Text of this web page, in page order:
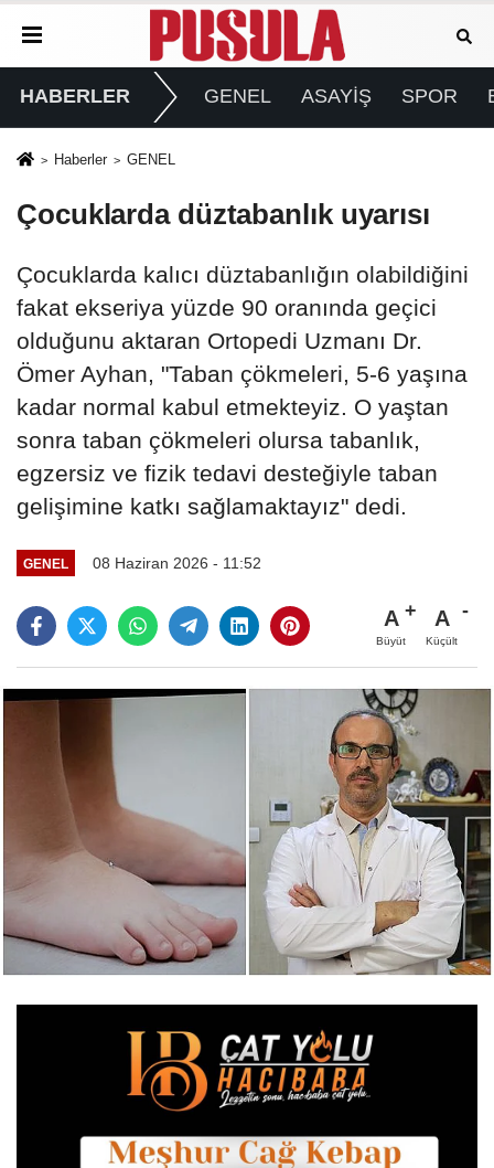
HABERLER GENEL ASAYİŞ SPOR
Haberler GENEL
Çocuklarda düztabanlık uyarısı
Çocuklarda kalıcı düztabanlığın olabildiğini
fakat ekseriya yüzde 90 oranında geçici
olduğunu aktaran Ortopedi Uzmanı Dr.
Ömer Ayhan, "Taban çökmeleri, 5-6 yaşına
kadar normal kabul etmekteyiz. O yaştan
sonra taban çökmeleri olursa tabanlık,
egzersiz ve fizik tedavi desteğiyle taban
gelişimine katkı sağlamaktayız" dedi.
GENEL 08 Haziran 2026 - 11:52
A
Büyüt
A
Küçült